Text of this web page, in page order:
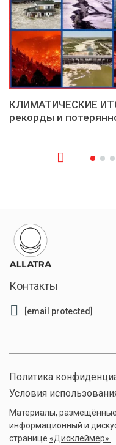
КЛИМАТИЧЕСКИЕ
рекорды и
Контакты
[email protected]
Политика
Условия
Материалы, размещённые
информационный и
странице «Дисклеймер»